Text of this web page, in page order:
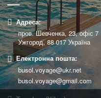
Адреса:
пров. Шевченка, 23, офіс 7
Ужгород, 88 017 Україна
Електронна пошта:
busol.voyage@ukr.net
busol.voyage@gmail.com